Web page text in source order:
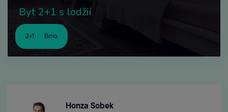
Byt 2+1 s lodžií
2+1 Brno
Honza Sobek